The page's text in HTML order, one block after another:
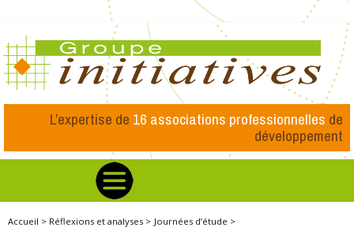
L’expertise de 16 associations professionnelles de
développement
Accueil > Réflexions et analyses > Journées d’étude >